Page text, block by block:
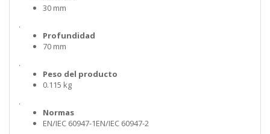
30 mm
.
Profundidad
70 mm
.
Peso del producto
0.115 kg
.
Normas
EN/IEC 60947-1EN/IEC 60947-2